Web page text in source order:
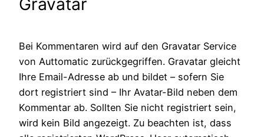
Gravatar
Bei Kommentaren wird auf den Gravatar Service
von Auttomatic zurückgegriffen. Gravatar gleicht
Ihre Email-Adresse ab und bildet – sofern Sie
dort registriert sind – Ihr Avatar-Bild neben dem
Kommentar ab. Sollten Sie nicht registriert sein,
wird kein Bild angezeigt. Zu beachten ist, dass